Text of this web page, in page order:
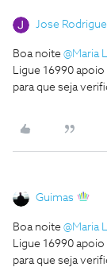
Jose
Boa noite @Maria
Ligue 16990
para que seja
Guimas
Boa noite @Maria
Ligue 16990
para que seja